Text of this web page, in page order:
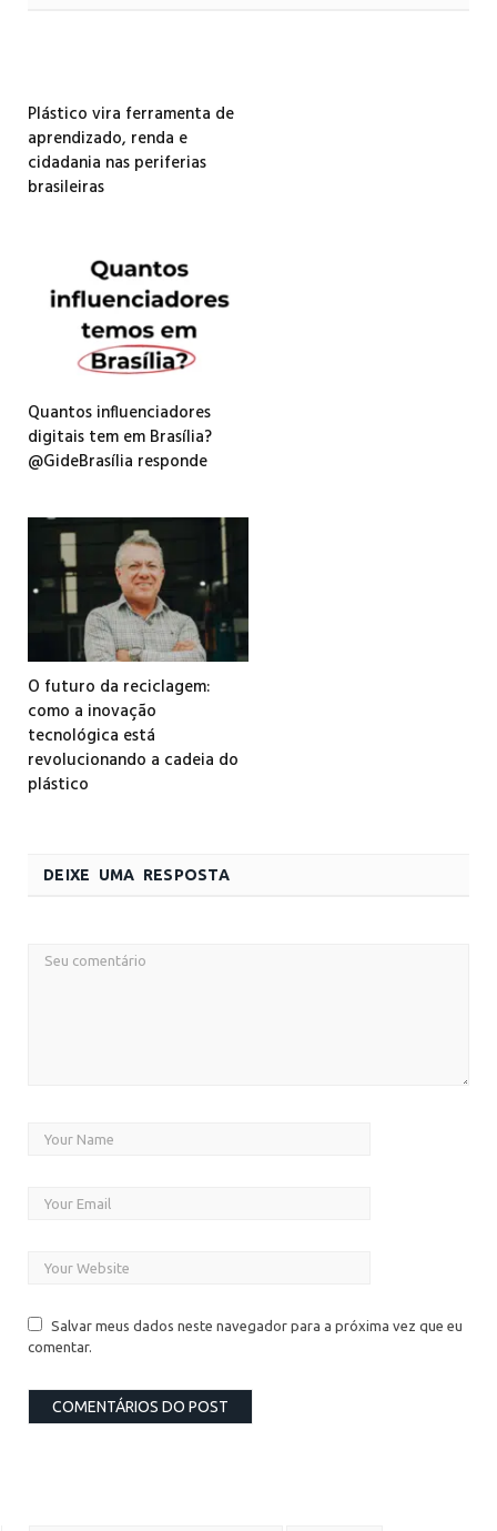
Plástico vira ferramenta de
aprendizado, renda e
cidadania nas periferias
brasileiras
Quantos influenciadores
digitais tem em Brasília?
@GideBrasília responde
O futuro da reciclagem:
como a inovação
tecnológica está
revolucionando a cadeia do
plástico
DEIXE UMA RESPOSTA
Salvar meus dados neste navegador para a próxima vez que eu
comentar.